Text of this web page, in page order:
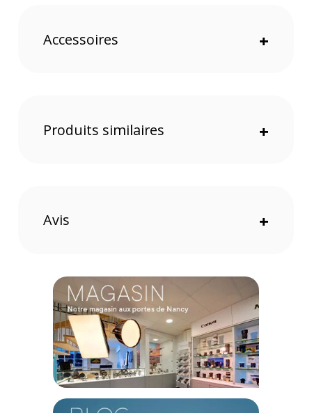
Equipé de l'objectif ED 14-150mm f/4.0-5.6 II
Un compagnon d’aventure
permet de capturer des images d'excellente qualité grâce à
sa compensation des mouvements jusqu'à 6.5 stops et sa
stabilisation à 5 axes, vos images sont nettes. Il est
également doté de la technologie TruePicTM IX Image
Processor et d’un filtre Filtre Super Sonic Wave pour une
réduction de la poussière.
Un enregistrement vertical
Les performances vidéo sont adaptées à l’utilisation
actuelles pour les réseaux sociaux. L'OM-5 peut filmer en
Accessoires +
Produits similaires +
Avis +